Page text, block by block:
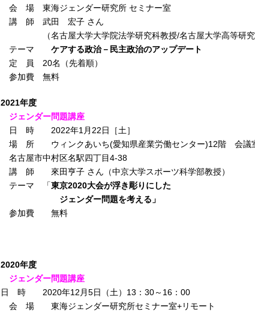
会 場 東海ジェンダー研究所 セミナー室
講 師 武田 宏子 さん
（名古屋大学大学院法学研究科教授/名古屋大学高等研究
テーマ ケアする政治－民主政治のアップデート
定 員 20名（先着順）
参加費 無料
2021年度
ジェンダー問題講座
日 時 2022年1月22日［土］
場 所 ウィンクあいち(愛知県産業労働センター)12階 会議
名古屋市中村区名駅四丁目4-38
講 師 來田亨子 さん（中京大学スポーツ科学部教授）
テーマ 「東京2020大会が浮き彫りにした
ジェンダー問題を考える」
参加費 無料
2020年度
ジェンダー問題講座
日 時 2020年12月5日（土）13：30～16：00
会 場 東海ジェンダー研究所セミナー室+リモート